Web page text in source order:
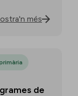
més
de